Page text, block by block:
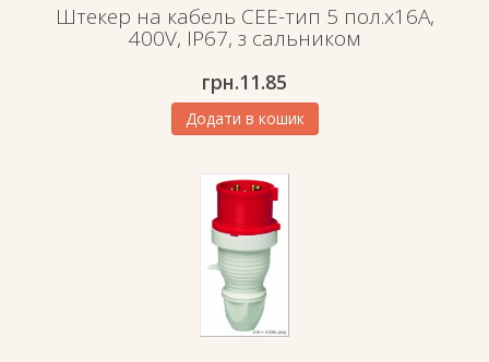
Штекер на кабель СЕЕ-тип 5 пол.х16А,
400V, IP67, з сальником
грн.11.85
Додати в кошик